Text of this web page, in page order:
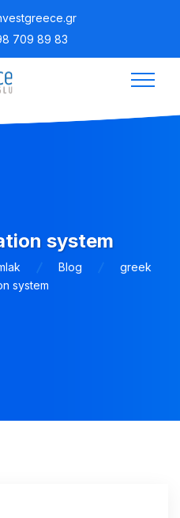
709 89 83
system
Blog
greek
system